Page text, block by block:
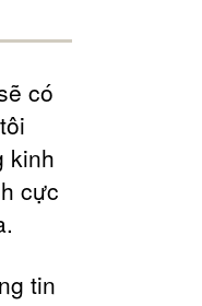
có
kinh
cực
tin